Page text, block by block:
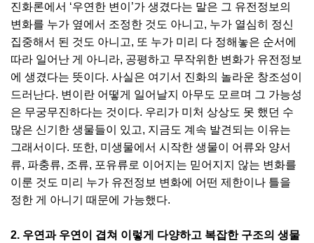
진화론에서 ‘우연한 변이’가 생겼다는 말은 그 유전정보의
변화를 누가 옆에서 조정한 것도 아니고, 누가 열심히 정신
집중해서 된 것도 아니고, 또 누가 미리 다 정해놓은 순서에
따라 일어난 게 아니라, 공평하고 무작위한 변화가 유전정보
에 생겼다는 뜻이다. 사실은 여기서 진화의 놀라운 창조성이
드러난다. 변이란 어떻게 일어날지 아무도 모르며 그 가능성
은 무궁무진하다는 것이다. 우리가 미처 상상도 못 했던 수
많은 신기한 생물들이 있고, 지금도 계속 발견되는 이유는
그래서이다. 또한, 미생물에서 시작한 생물이 어류와 양서
류, 파충류, 조류, 포유류로 이어지는 믿어지지 않는 변화를
이룬 것도 미리 누가 유전정보 변화에 어떤 제한이나 틀을
정한 게 아니기 때문에 가능했다.
2. 우연과 우연이 겹쳐 이렇게 다양하고 복잡한 구조의 생물